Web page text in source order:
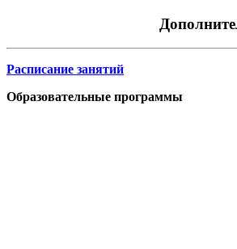
Расписание занятий
Образовательные программы